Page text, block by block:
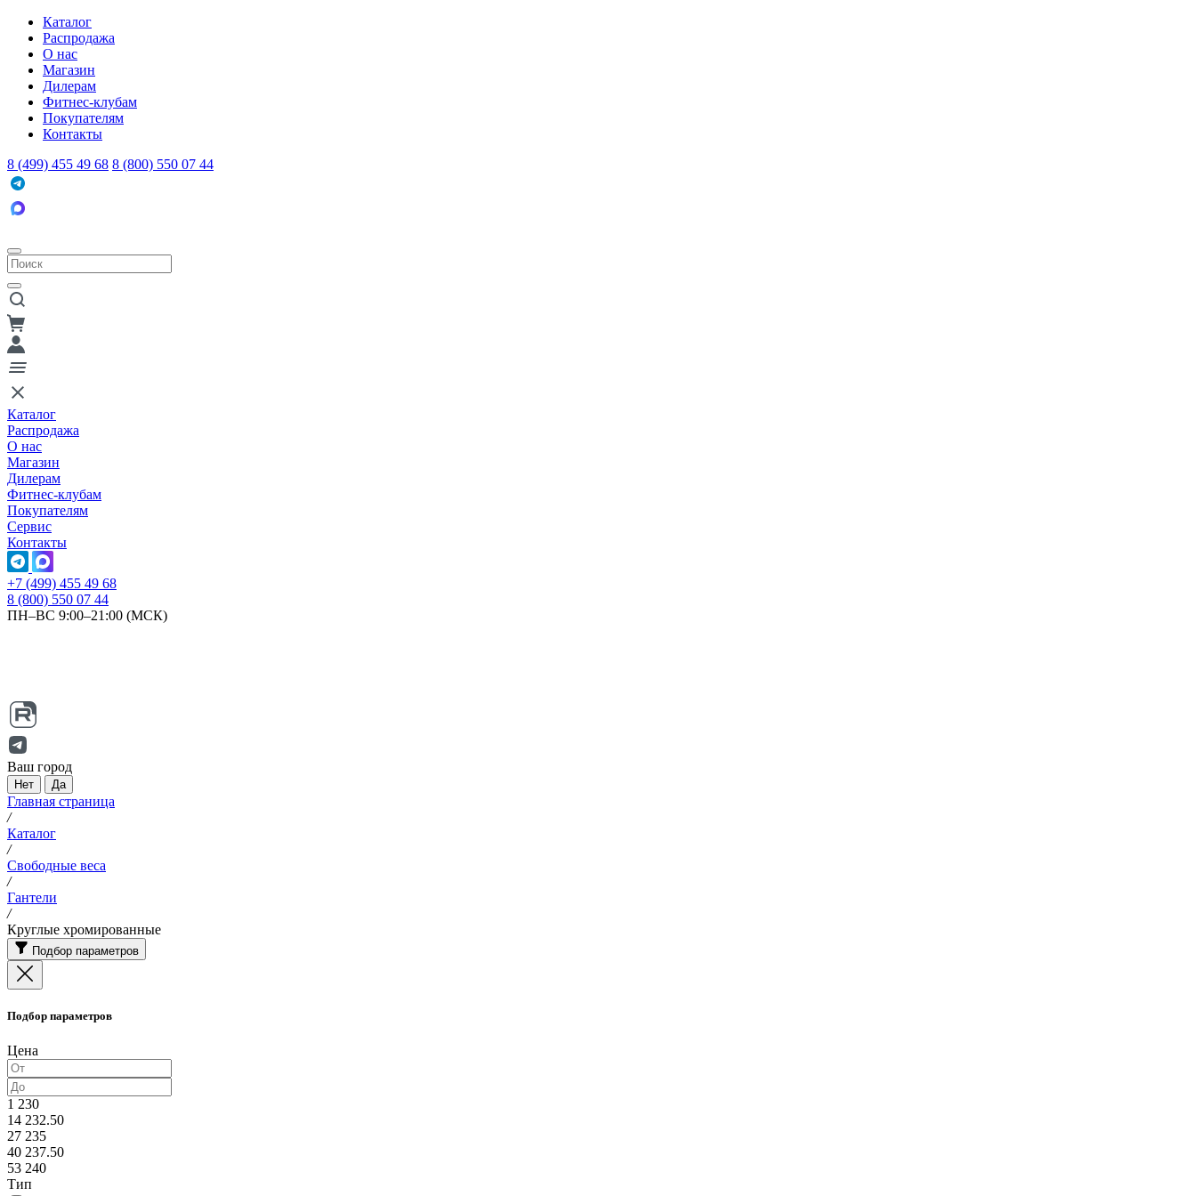
Каталог
Распродажа
О нас
Магазин
Дилерам
Фитнес-клубам
Покупателям
Контакты
8 (499) 455 49 68 8 (800) 550 07 44
Каталог
Распродажа
О нас
Магазин
Дилерам
Фитнес-клубам
Покупателям
Сервис
Контакты
+7 (499) 455 49 68
8 (800) 550 07 44
ПН–ВС 9:00–21:00 (МСК)
Ваш город
Нет Да
Главная страница
/
Каталог
/
Свободные веса
/
Гантели
/
Круглые хромированные
Подбор параметров
Подбор параметров
Цена
1 230
14 232.50
27 235
40 237.50
53 240
Тип